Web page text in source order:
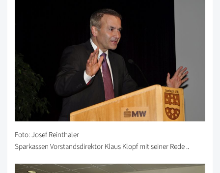
Foto: Josef Reinthaler
Sparkassen Vorstandsdirektor Klaus Klopf mit seiner Rede ..